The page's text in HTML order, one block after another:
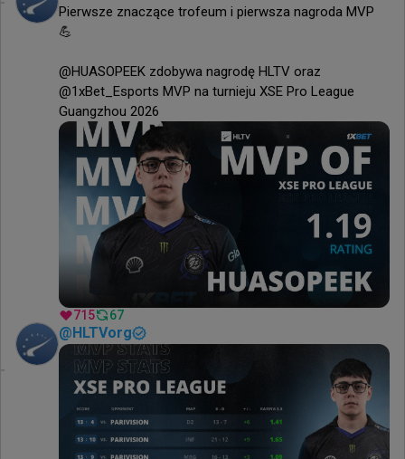
Pierwsze znaczące trofeum i pierwsza nagroda MVP
💪
@HUASOPEEK zdobywa nagrodę HLTV oraz
@1xBet_Esports MVP na turnieju XSE Pro League
Guangzhou 2026
715 67
@HLTVorg